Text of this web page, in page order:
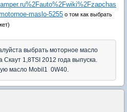
maslo-5255 о том как выбрать
выбрать моторное масло
1,8TSI 2012 года выпуска.
масло Mobil1 0W40.